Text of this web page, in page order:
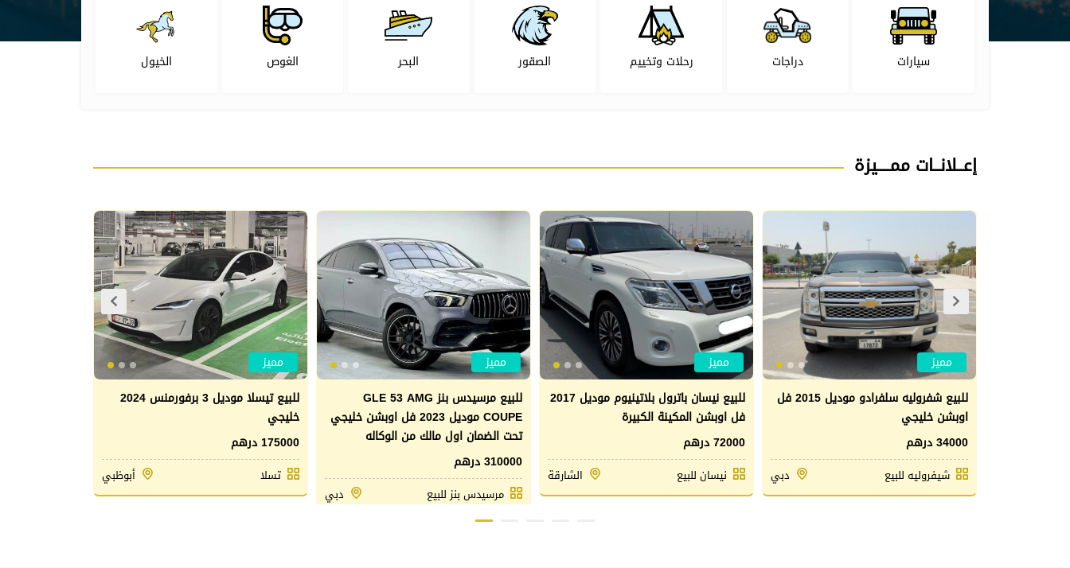
سيارات دراجات رحلات وتخييم الصقور البحر الغوص الخيول
إعــلانــات ممــــيزة
مميز
للبيع شفروليه سلفرادو موديل 2015 فل
اوبشن خليجي
34000 درهم
شيفروليه للبيع دبي
مميز
للبيع نيسان باترول بلاتينيوم موديل 2017
فل اوبشن المكينة الكبيرة
72000 درهم
نيسان للبيع الشارقة
مميز
للبيع مرسيدس بنز GLE 53 AMG
COUPE موديل 2023 فل اوبشن خليجي
تحت الضمان اول مالك من الوكاله
310000 درهم
مرسيدس بنز للبيع دبي
مميز
للبيع تيسلا موديل 3 برفورمنس 2024
خليجي
175000 درهم
تسلا أبوظبي